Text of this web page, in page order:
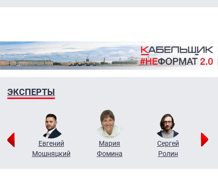
ЭКСПЕРТЫ
Евгений
Мошняцкий
Мария
Фомина
Сергей
Ролин